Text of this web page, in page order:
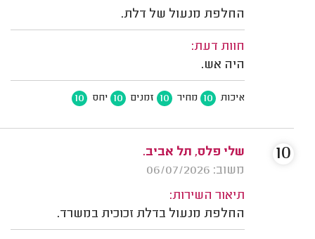
החלפת מנעול של דלת.
חוות דעת:
היה אש.
איכות 10 מחיר 10 זמנים 10 יחס 10
שלי פלס, תל אביב.
משוב: 06/07/2026
תיאור השירות:
החלפת מנעול בדלת זכוכית במשרד.
10